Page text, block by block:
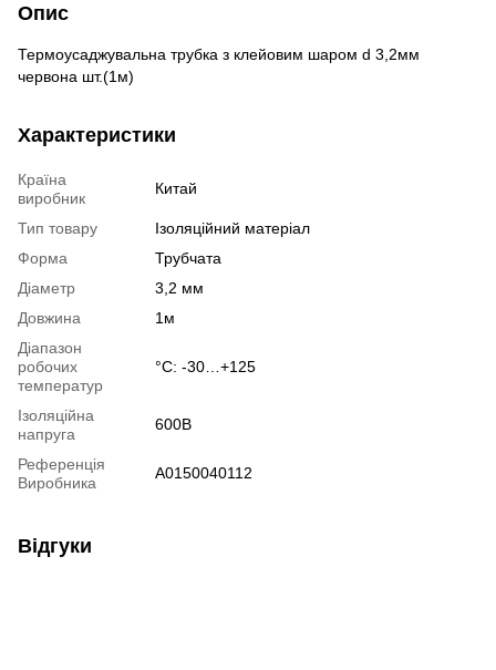
Опис
Термоусаджувальна трубка з клейовим шаром d 3,2мм
червона шт.(1м)
Характеристики
Країна
виробник
Китай
Тип товару
Ізоляційний матеріал
Форма
Трубчата
Діаметр
3,2 мм
Довжина
1м
Діапазон
робочих
температур
°С: -30…+125
Ізоляційна
напруга
600В
Референція
Виробника
A0150040112
Відгуки